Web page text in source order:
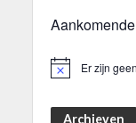
Er zijn
Archieven